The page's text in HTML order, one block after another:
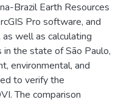
Brazil Earth Resources
Pro software, and
well as calculating
the state of São Paulo,
environmental, and
to verify the
The comparison